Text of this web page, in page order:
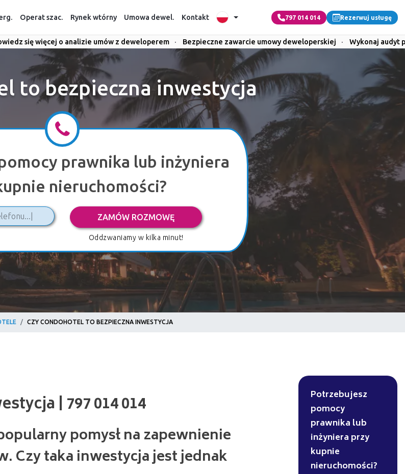
Operat szac. Rynek wtórny Umowa dewel. Kontakt 797 014 014 Rezerwuj usługę
się więcej o analizie umów z deweloperem · Bezpieczne zawarcie umowy deweloperskiej · Wykonaj audyt
to bezpieczna inwestycja
prawnika lub inżyniera
nieruchomości?
ZAMÓW ROZMOWĘ
Oddzwaniamy w kilka minut!
CZY CONDOHOTEL TO BEZPIECZNA INWESTYCJA
| 797 014 014
pomysł na zapewnienie
Czy taka inwestycja jest jednak
Potrzebujesz
pomocy
prawnika lub
inżyniera przy
kupnie
nieruchomości?